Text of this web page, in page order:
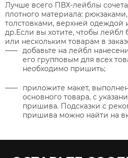
Лучше всего ПВХ-лейблы
плотного материала:
толстовками, верхней
др.Если вы хотите, чтобы
или нескольким товарам в
добавьте на лейбл
его групповым для всех
необходимо пришить;
приложите макет,
основного товара, с
пришива. Подсказки с
пришива можно найти на